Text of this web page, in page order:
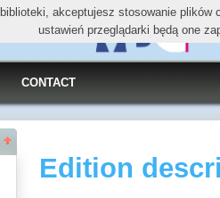
CONTACT
Edition
akceptujesz stosowanie
ustawień przeglądarki będą one